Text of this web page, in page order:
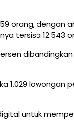
orang, dengan
tersisa 12.543
lowongan
untuk